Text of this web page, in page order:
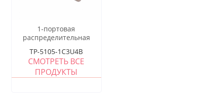
1-портовая
распределительная
57x42x24мм
TP-5105-1C3U4B
СМОТРЕТЬ ВСЕ
ПРОДУКТЫ